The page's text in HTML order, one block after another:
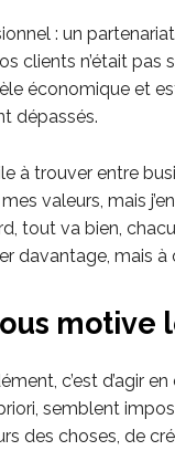
: un partenariat
clients n’était pas
économique et
dépassés.
à trouver entre
valeurs, mais
tout va bien,
davantage, mais à
motive
c’est d’agir
semblent
des choses, de